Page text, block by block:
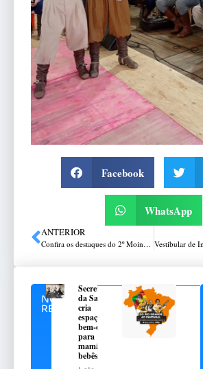
Facebook
WhatsApp
ANTERIOR
Confira os destaques do 2º Moinho Piá
NOTÍCIAS
RELACIONADAS
Secretaria
da Saúde
cria
espaço de
bem-estar
para
mamães e
bebês